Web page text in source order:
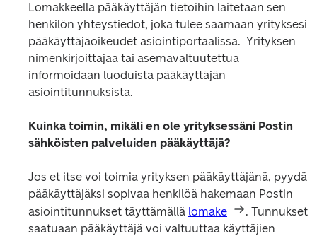
Lomakkeella pääkäyttäjän tietoihin laitetaan sen
henkilön yhteystiedot, joka tulee saamaan yrityksesi
pääkäyttäjäoikeudet asiointiportaalissa.  Yrityksen
nimenkirjoittajaa tai asemavaltuutettua
informoidaan luoduista pääkäyttäjän
asiointitunnuksista.
Kuinka toimin, mikäli en ole yrityksessäni Postin
sähköisten palveluiden pääkäyttäjä?
Jos et itse voi toimia yrityksen pääkäyttäjänä, pyydä
pääkäyttäjäksi sopivaa henkilöä hakemaan Postin
asiointitunnukset täyttämällä lomake
. Tunnukset
saatuaan pääkäyttäjä voi valtuuttaa käyttäjien